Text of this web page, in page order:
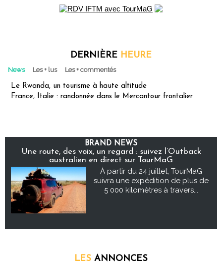
DERNIÈRE HEURE
News Les + lus Les + commentés
Le Rwanda, un tourisme à haute altitude
France, Italie : randonnée dans le Mercantour frontalier
BRAND NEWS
Une route, des voix, un regard : suivez l’Outback
australien en direct sur TourMaG
À partir du 24 juillet, TourMaG
suivra une expédition de plus de
5 000 kilomètres à travers...
LES ANNONCES